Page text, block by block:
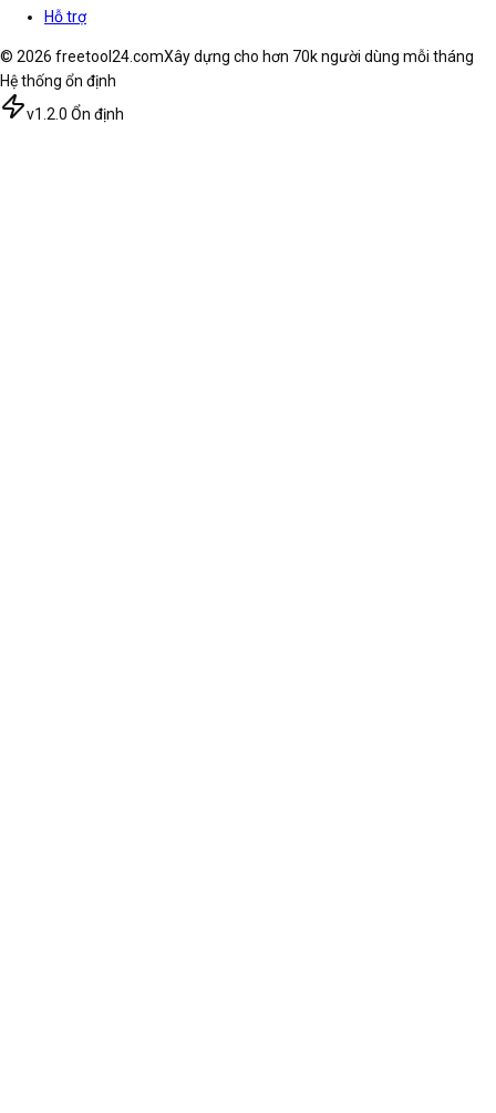
Hỗ trợ
© 2026 freetool24.comXây dựng cho hơn 70k người dùng mỗi tháng
Hệ thống ổn định
v1.2.0 Ổn định